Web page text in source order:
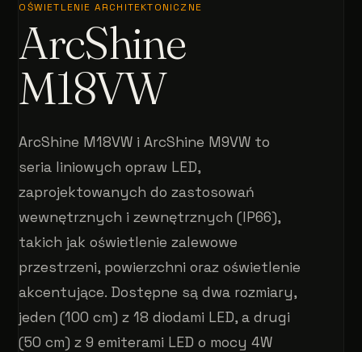
OŚWIETLENIE ARCHITEKTONICZNE
ArcShine
M18VW
ArcShine M18VW i ArcShine M9VW to
seria liniowych opraw LED,
zaprojektowanych do zastosowań
wewnętrznych i zewnętrznych (IP66),
takich jak oświetlenie zalewowe
przestrzeni, powierzchni oraz oświetlenie
akcentujące. Dostępne są dwa rozmiary,
jeden (100 cm) z 18 diodami LED, a drugi
(50 cm) z 9 emiterami LED o mocy 4W